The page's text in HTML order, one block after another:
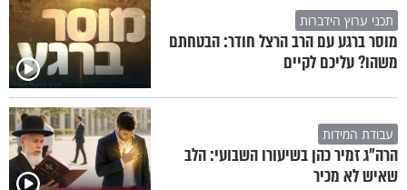
תכני ערוץ הידברות
מוסר ברגע עם הרב הרצל חודר: הבטחתם
משהו? עליכם לקיים
עבודת המידות
הרה"ג זמיר כהן בשיעורו השבועי: הלב
שאיש לא מכיר